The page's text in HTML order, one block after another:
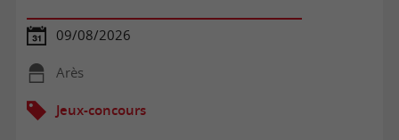
09/08/2026
Arès
Jeux-concours